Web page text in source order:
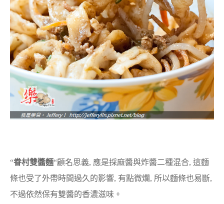
“眷村雙醬麵“顧名思義, 應是採麻醬與炸醬二種混合, 這麵
條也受了外帶時間過久的影響, 有點微爛, 所以麵條也易斷,
不過依然保有雙醬的香濃滋味。